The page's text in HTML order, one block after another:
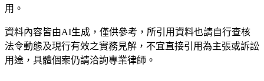
用。
資料內容皆由AI生成，僅供參考，所引用資料也請自行查核
法令動態及現行有效之實務見解，不宜直接引用為主張或訴訟
用途，具體個案仍請洽詢專業律師。